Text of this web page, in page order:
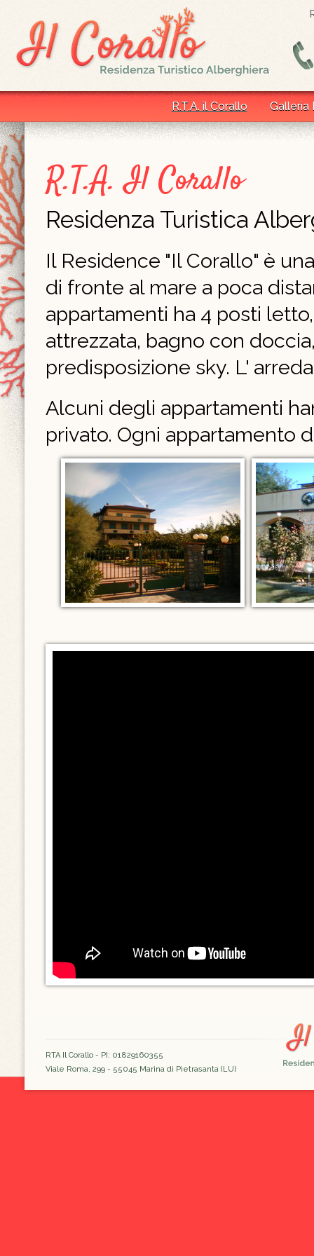
R.T.A. il Corallo Galleria
R.T.A. Il Corallo
Residenza Turistica
Il Residence "Il Corallo" è
di fronte al mare a poca
appartamenti ha 4 posti
attrezzata, bagno con
predisposizione sky. L'
Alcuni degli appartamenti
privato. Ogni appartamento
RTA Il Corallo - PI: 01829160355
Viale Roma, 299 - 55045 Marina di Pietrasanta (LU)